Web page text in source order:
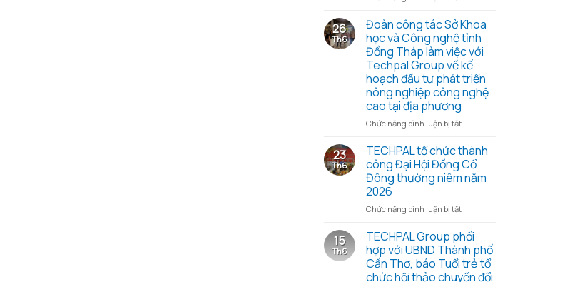
hè
xanh
2026
–
Trao
yêu
thương
từ
hạt
nghĩa
tình
quyết,
Biên
bản
họp
Đại
hội
đồng
cổ
thường
2026
và
các
kèm
26
Th6
Đoàn công tác Sở Khoa
học và Công nghệ tỉnh
Đồng Tháp làm việc với
Techpal Group về kế
hoạch đầu tư phát triển
nông nghiệp công nghệ
cao tại địa phương
Chức năng bình luận bị tắtở
công
tác
Sở
Khoa
và
nghệ
tỉnh
Đồng
Tháp
23
Th6
TECHPAL tổ chức thành
công Đại Hội Đồng Cổ
Đông thường niêm năm
2026
Chức năng bình luận bị tắtở
tổ
chức
thành
công
15
Th6
TECHPAL Group phối
hợp với UBND Thành phố
Cần Thơ, báo Tuổi trẻ tổ
chức hội thảo chuyển đổi